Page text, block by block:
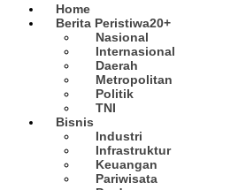
Home
Berita Peristiwa20+
Nasional
Internasional
Daerah
Metropolitan
Politik
TNI
Bisnis
Industri
Infrastruktur
Keuangan
Pariwisata